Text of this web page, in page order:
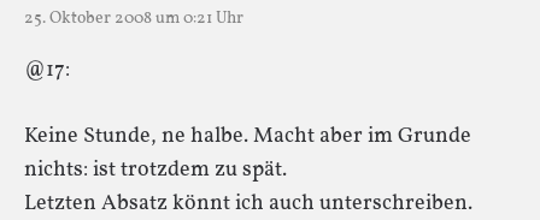
25. Oktober 2008 um 0:21 Uhr
@17:
Keine Stunde, ne halbe. Macht aber im Grunde
nichts: ist trotzdem zu spät.
Letzten Absatz könnt ich auch unterschreiben.